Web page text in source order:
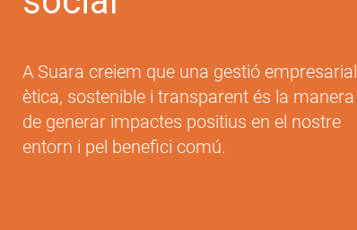
A Suara creiem que una gestió empresarial
ètica, sostenible i transparent és la manera
de generar impactes positius en el nostre
entorn i pel benefici comú.